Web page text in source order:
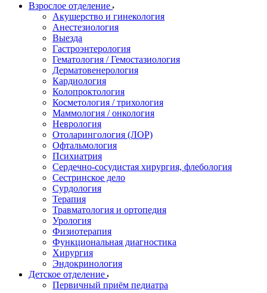
Взрослое отделение
Акушерство и гинекология
Анестезиология
Выезда
Гастроэнтерология
Гематология / Гемостазиология
Дерматовенерология
Кардиология
Колопроктология
Косметология / трихология
Маммология / онкология
Неврология
Отоларингология (ЛОР)
Офтальмология
Психиатрия
Сердечно-сосудистая хирургия, флебология
Сестринское дело
Сурдология
Терапия
Травматология и ортопедия
Урология
Физиотерапия
Функциональная диагностика
Хирургия
Эндокринология
Детское отделение
Первичный приём педиатра